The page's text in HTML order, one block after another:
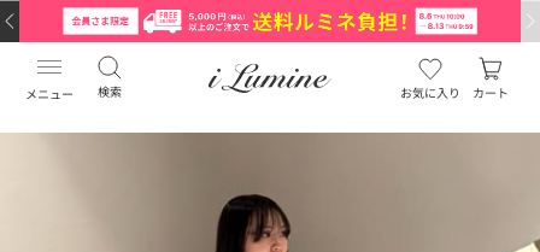
メニュー 検索 お気に入り カート